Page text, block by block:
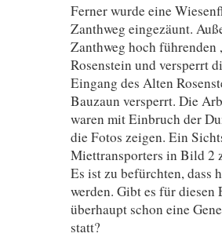
Ferner wurde eine
Zanthweg eingezäunt.
Zanthweg hoch führenden
Rosenstein und versperrt
Eingang des Alten
Bauzaun versperrt. Die
waren mit Einbruch der
die Fotos zeigen. Ein
Miettransporters in Bild 2
Es ist zu befürchten,
werden. Gibt es für
überhaupt schon eine
statt?